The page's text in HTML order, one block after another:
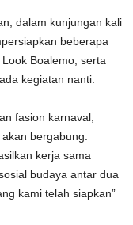
dalam kunjungan kali
beberapa
Boalemo, serta
kegiatan nanti.
fasion karnaval,
bergabung.
kerja sama
budaya antar dua
kami telah siapkan”